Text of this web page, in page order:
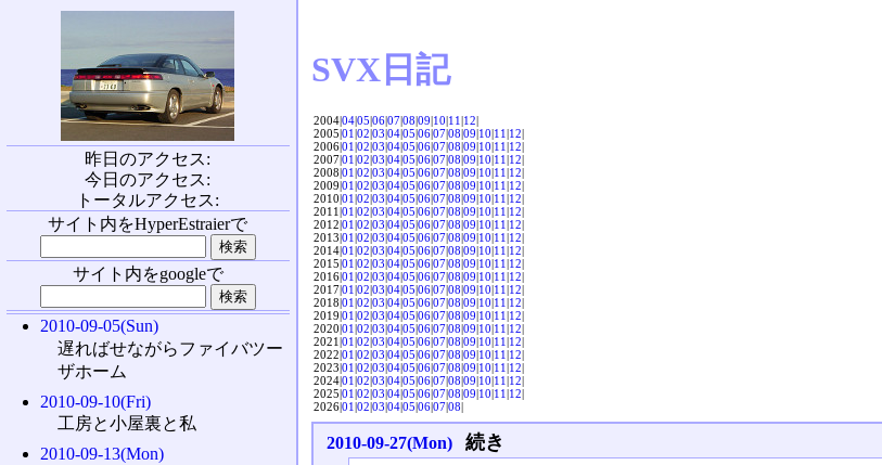
SVX日記
2004|04|05|06|07|08|09|10|11|12|
2005|01|02|03|04|05|06|07|08|09|10|11|12|
2006|01|02|03|04|05|06|07|08|09|10|11|12|
2007|01|02|03|04|05|06|07|08|09|10|11|12|
2008|01|02|03|04|05|06|07|08|09|10|11|12|
2009|01|02|03|04|05|06|07|08|09|10|11|12|
2010|01|02|03|04|05|06|07|08|09|10|11|12|
2011|01|02|03|04|05|06|07|08|09|10|11|12|
2012|01|02|03|04|05|06|07|08|09|10|11|12|
2013|01|02|03|04|05|06|07|08|09|10|11|12|
2014|01|02|03|04|05|06|07|08|09|10|11|12|
2015|01|02|03|04|05|06|07|08|09|10|11|12|
2016|01|02|03|04|05|06|07|08|09|10|11|12|
2017|01|02|03|04|05|06|07|08|09|10|11|12|
2018|01|02|03|04|05|06|07|08|09|10|11|12|
2019|01|02|03|04|05|06|07|08|09|10|11|12|
2020|01|02|03|04|05|06|07|08|09|10|11|12|
2021|01|02|03|04|05|06|07|08|09|10|11|12|
2022|01|02|03|04|05|06|07|08|09|10|11|12|
2023|01|02|03|04|05|06|07|08|09|10|11|12|
2024|01|02|03|04|05|06|07|08|09|10|11|12|
2025|01|02|03|04|05|06|07|08|09|10|11|12|
2026|01|02|03|04|05|06|07|08|
2010-09-27(Mon) 続き
昨日のアクセス:
今日のアクセス:
トータルアクセス:
サイト内をHyperEstraierで
サイト内をgoogleで
2010-09-05(Sun)
遅ればせながらファイバツー
ザホーム
2010-09-10(Fri)
工房と小屋裏と私
2010-09-13(Mon)